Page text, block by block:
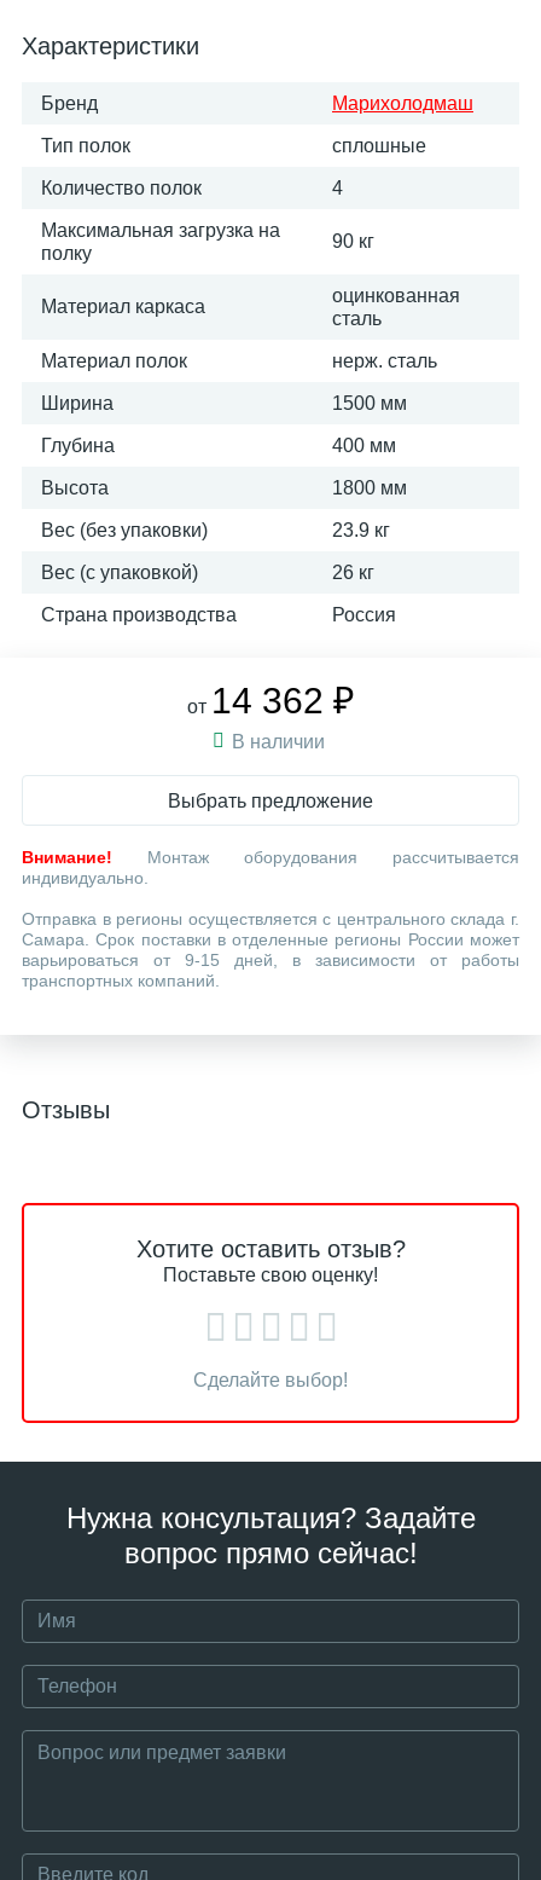
Характеристики
Бренд Марихолодмаш
Тип полок сплошные
Количество полок 4
Максимальная загрузка на
полку
90 кг
Материал каркаса
оцинкованная
сталь
Материал полок нерж. сталь
Ширина 1500 мм
Глубина 400 мм
Высота 1800 мм
Вес (без упаковки) 23.9 кг
Вес (с упаковкой) 26 кг
Страна производства Россия
от 14 362 ₽
В наличии
Выбрать предложение
Внимание! Монтаж оборудования рассчитывается
индивидуально.
Отправка в регионы осуществляется с центрального склада г.
Самара. Срок поставки в отделенные регионы России может
варьироваться от 9-15 дней, в зависимости от работы
транспортных компаний.
Отзывы
Хотите оставить отзыв?
Поставьте свою оценку!
Сделайте выбор!
Нужна консультация? Задайте
вопрос прямо сейчас!